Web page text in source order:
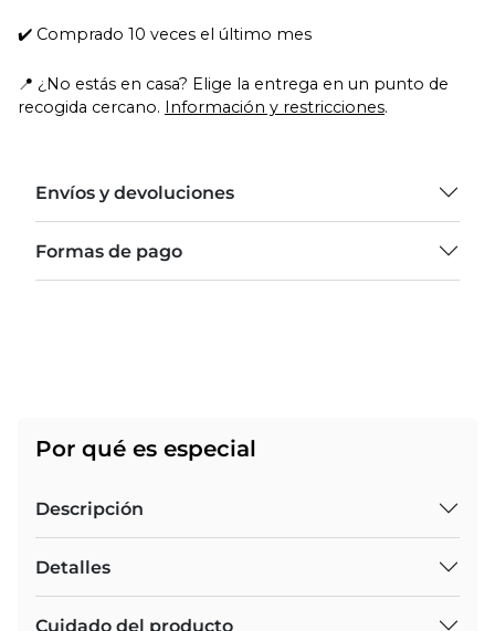
✔️ Comprado 10 veces el último mes
📍 ¿No estás en casa? Elige la entrega en un punto de
recogida cercano. Información y restricciones.
Envíos y devoluciones
Formas de pago
Por qué es especial
Descripción
Detalles
Cuidado del producto